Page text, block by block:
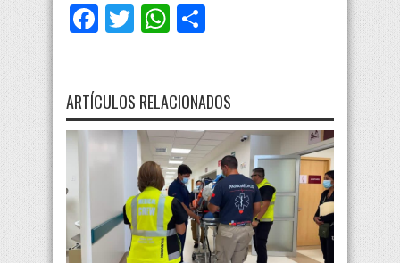
Facebook
TwitterWhatsApp
ARTÍCULOS RELACIONADOS